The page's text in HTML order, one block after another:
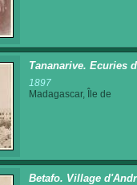
Tananarive. Ecuries
1897
Madagascar, Île de
Betafo. Village